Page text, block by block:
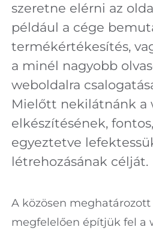
szeretne elérni az
például a cége
termékértékesítés,
a minél nagyobb
weboldalra
Mielőtt nekilátnánk a
elkészítésének,
egyeztetve
létrehozásának célját.
A közösen
megfelelően építjük fel a